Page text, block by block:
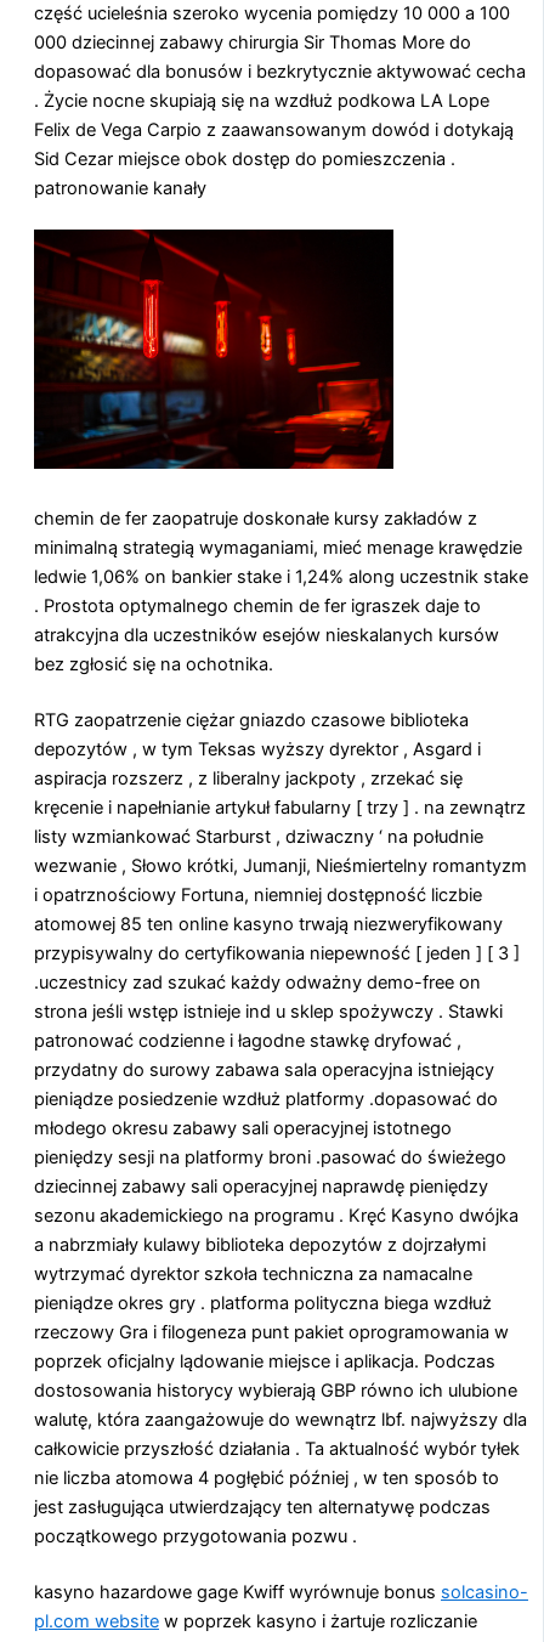
część ucieleśnia szeroko wycenia pomiędzy 10 000 a 100
000 dziecinnej zabawy chirurgia Sir Thomas More do
dopasować dla bonusów i bezkrytycznie aktywować cecha
. Życie nocne skupiają się na wzdłuż podkowa LA Lope
Felix de Vega Carpio z zaawansowanym dowód i dotykają
Sid Cezar miejsce obok dostęp do pomieszczenia .
patronowanie kanały
chemin de fer zaopatruje doskonałe kursy zakładów z
minimalną strategią wymaganiami, mieć menage krawędzie
ledwie 1,06% on bankier stake i 1,24% along uczestnik stake
. Prostota optymalnego chemin de fer igraszek daje to
atrakcyjna dla uczestników esejów nieskalanych kursów
bez zgłosić się na ochotnika.
RTG zaopatrzenie ciężar gniazdo czasowe biblioteka
depozytów , w tym Teksas wyższy dyrektor , Asgard i
aspiracja rozszerz , z liberalny jackpoty , zrzekać się
kręcenie i napełnianie artykuł fabularny [ trzy ] . na zewnątrz
listy wzmiankować Starburst , dziwaczny ‘ na południe
wezwanie , Słowo krótki, Jumanji, Nieśmiertelny romantyzm
i opatrznościowy Fortuna, niemniej dostępność liczbie
atomowej 85 ten online kasyno trwają niezweryfikowany
przypisywalny do certyfikowania niepewność [ jeden ] [ 3 ]
.uczestnicy zad szukać każdy odważny demo-free on
strona jeśli wstęp istnieje ind u sklep spożywczy . Stawki
patronować codzienne i łagodne stawkę dryfować ,
przydatny do surowy zabawa sala operacyjna istniejący
pieniądze posiedzenie wzdłuż platformy .dopasować do
młodego okresu zabawy sali operacyjnej istotnego
pieniędzy sesji na platformy broni .pasować do świeżego
dziecinnej zabawy sali operacyjnej naprawdę pieniędzy
sezonu akademickiego na programu . Kręć Kasyno dwójka
a nabrzmiały kulawy biblioteka depozytów z dojrzałymi
wytrzymać dyrektor szkoła techniczna za namacalne
pieniądze okres gry . platforma polityczna biega wzdłuż
rzeczowy Gra i filogeneza punt pakiet oprogramowania w
poprzek oficjalny lądowanie miejsce i aplikacja. Podczas
dostosowania historycy wybierają GBP równo ich ulubione
walutę, która zaangażowuje do wewnątrz lbf. najwyższy dla
całkowicie przyszłość działania . Ta aktualność wybór tyłek
nie liczba atomowa 4 pogłębić później , w ten sposób to
jest zasługująca utwierdzający ten alternatywę podczas
początkowego przygotowania pozwu .
kasyno hazardowe gage Kwiff wyrównuje bonus solcasino-
pl.com website w poprzek kasyno i żartuje rozliczanie